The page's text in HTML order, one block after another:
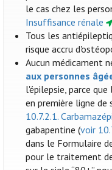
le cas chez les
Insuffisance rénale
Tous les
risque accru
Aucun médicament
aux personnes
l'épilepsie, parce
en première ligne de
10.7.2.1.
gabapentine (voir
dans le Formulaire
pour le traitement